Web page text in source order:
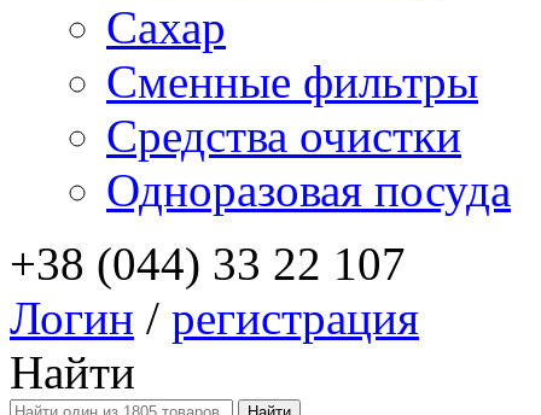
Сахар
Сменные фильтры
Средства очистки
Одноразовая посуда
+38 (044) 33 22 107
Логин / регистрация
Найти